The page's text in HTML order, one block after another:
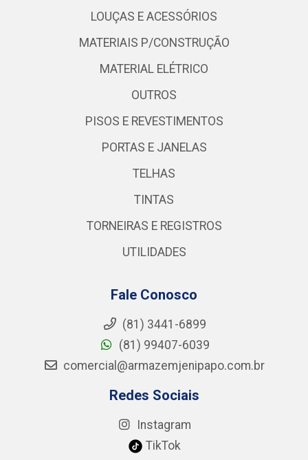
LOUÇAS E ACESSÓRIOS
MATERIAIS P/CONSTRUÇÃO
MATERIAL ELÉTRICO
OUTROS
PISOS E REVESTIMENTOS
PORTAS E JANELAS
TELHAS
TINTAS
TORNEIRAS E REGISTROS
UTILIDADES
Fale Conosco
(81) 3441-6899
(81) 99407-6039
comercial@armazemjenipapo.com.br
Redes Sociais
Instagram
TikTok